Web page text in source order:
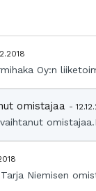
Oy:n
omistajaa -
Niemisen